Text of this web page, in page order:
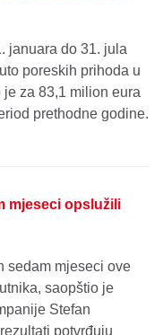
januara do 31. jula
poreskih prihoda u
za 83,1 milion eura
prethodne godine.
mjeseci opslužili
sedam mjeseci ove
saopštio je
Stefan
potvrđuju